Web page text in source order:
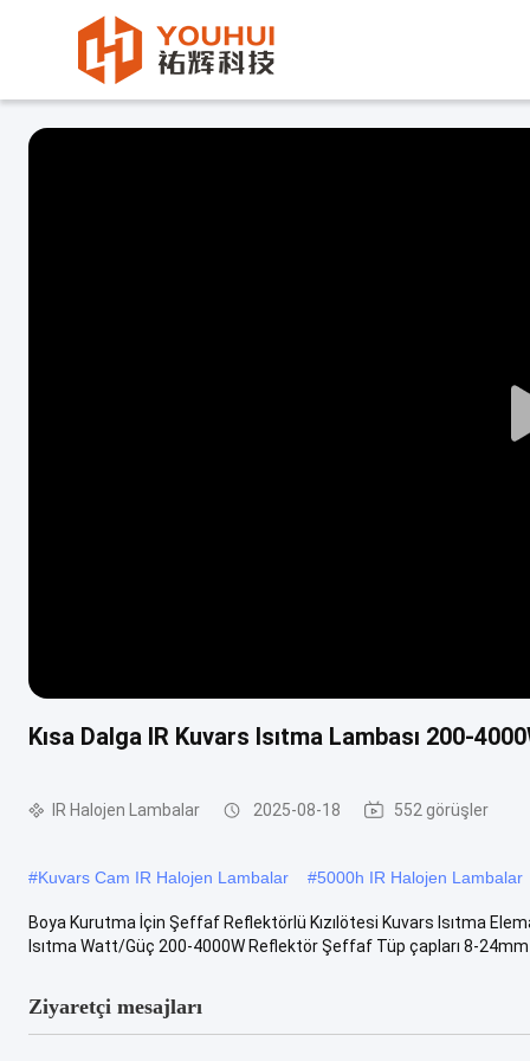
Kısa Dalga IR Kuvars Isıtma Lambası 200-
IR Halojen Lambalar 2025-08-18 552 görüşler
#Kuvars Cam IR Halojen Lambalar #5000h IR Halojen Lambalar
Boya Kurutma İçin Şeffaf Reflektörlü Kızılötesi Kuvars Isıtma
Isıtma Watt/Güç 200-4000W Reflektör Şeffaf Tüp çapları 8-24mm
Ziyaretçi mesajları